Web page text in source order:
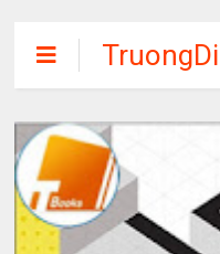
Chia sẽ
các
phần
tập